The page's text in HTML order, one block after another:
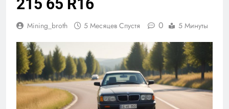
215 65 R16
Mining_broth 5 Месяцев Спустя 0 5 Минуты